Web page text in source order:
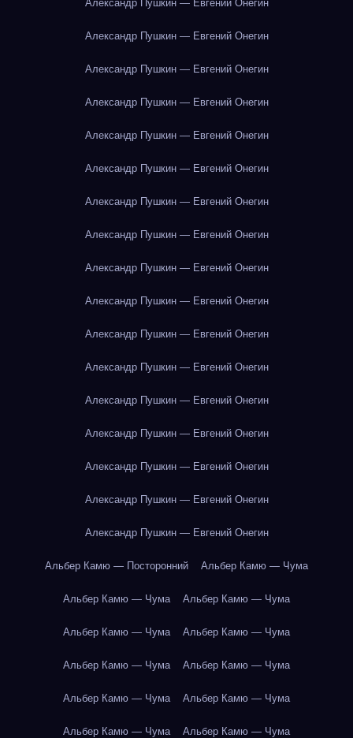
Александр Пушкин — Евгений Онегин
Александр Пушкин — Евгений Онегин
Александр Пушкин — Евгений Онегин
Александр Пушкин — Евгений Онегин
Александр Пушкин — Евгений Онегин
Александр Пушкин — Евгений Онегин
Александр Пушкин — Евгений Онегин
Александр Пушкин — Евгений Онегин
Александр Пушкин — Евгений Онегин
Александр Пушкин — Евгений Онегин
Александр Пушкин — Евгений Онегин
Александр Пушкин — Евгений Онегин
Александр Пушкин — Евгений Онегин
Александр Пушкин — Евгений Онегин
Александр Пушкин — Евгений Онегин
Александр Пушкин — Евгений Онегин
Александр Пушкин — Евгений Онегин
Альбер Камю — Посторонний Альбер Камю — Чума
Альбер Камю — Чума Альбер Камю — Чума
Альбер Камю — Чума Альбер Камю — Чума
Альбер Камю — Чума Альбер Камю — Чума
Альбер Камю — Чума Альбер Камю — Чума
Альбер Камю — Чума Альбер Камю — Чума